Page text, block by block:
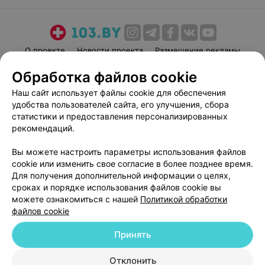
О проекте Новости проекта
Размещение рекламы
Пользовательское соглашение
Способы оплаты
Вакансии
Партнеры
Написать руководителю 103.by
Персональные настройки cookie
Обработка персональных данных
© 2026 ООО «Артокс Лаб», УНП 191700409| 220012, Республика Беларусь,
г. Минск, улица Толбухина, 2, пом. 16 | help@103.by
Обработка файлов cookie
Наш сайт использует файлы cookie для обеспечения
удобства пользователей сайта, его улучшения, сбора
статистики и предоставления персонализированных
рекомендаций.
Вы можете настроить параметры использования файлов
cookie или изменить свое согласие в более позднее время.
Для получения дополнительной информации о целях,
сроках и порядке использования файлов cookie вы
можете ознакомиться с нашей Политикой обработки
файлов cookie
Отклонить
Принять